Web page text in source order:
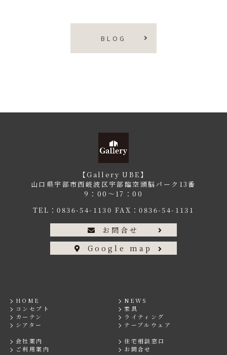
BLOG
【Gallery UBE】
山口県宇部市西岐波区宇部臨空頭脳パーク13番
9：00〜17：00
TEL：0836-54-1130 FAX：0836-54-1131
お問合せ
Google map
HOME
NEWS
コンセプト
家具
カーテン
ライティング
シアター
テーブルウェア
会社案内
住宅相談窓口
ご利用案内
お問合せ